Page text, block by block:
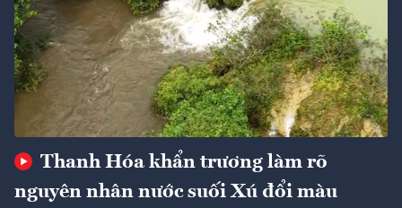
Thanh Hóa khẩn trương làm rõ
nguyên nhân nước suối Xú đổi màu